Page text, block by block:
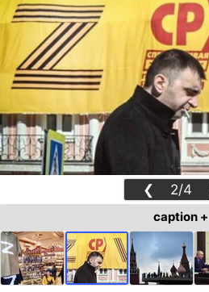
❮ 2/4
caption +